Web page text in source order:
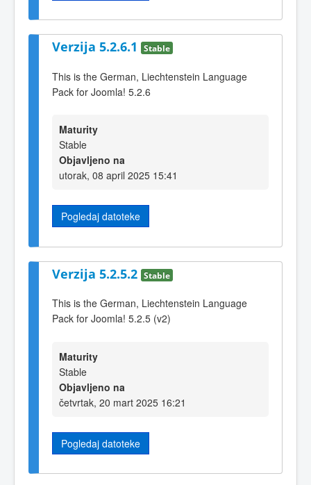
Verzija 5.2.6.1 Stable
This is the German, Liechtenstein Language
Pack for Joomla! 5.2.6
Maturity
Stable
Objavljeno na
utorak, 08 april 2025 15:41
Pogledaj datoteke
Verzija 5.2.5.2 Stable
This is the German, Liechtenstein Language
Pack for Joomla! 5.2.5 (v2)
Maturity
Stable
Objavljeno na
četvrtak, 20 mart 2025 16:21
Pogledaj datoteke